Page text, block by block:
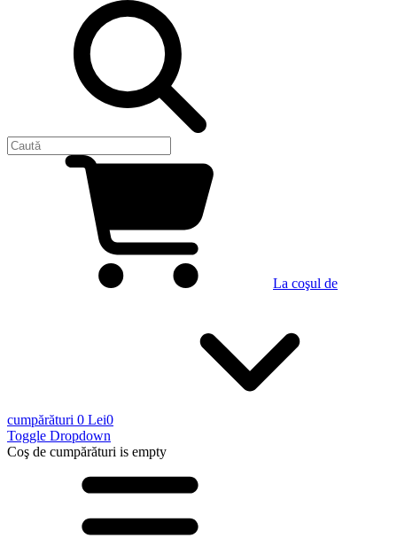
La coşul de
cumpărături 0 Lei0
Toggle Dropdown
Coş de cumpărături is empty